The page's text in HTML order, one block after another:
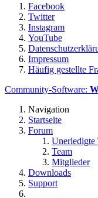
Facebook
Twitter
Instagram
YouTube
Impressum
Häufig gestellte
Community-Software:
Navigation
Startseite
Forum
Unerledigte
Team
Mitglieder
Downloads
Support